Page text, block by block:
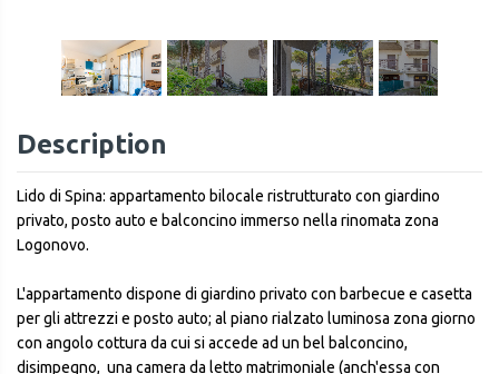
Description
Lido di Spina: appartamento bilocale ristrutturato con giardino
privato, posto auto e balconcino immerso nella rinomata zona
Logonovo.
L'appartamento dispone di giardino privato con barbecue e casetta
per gli attrezzi e posto auto; al piano rialzato luminosa zona giorno
con angolo cottura da cui si accede ad un bel balconcino,
disimpegno, una camera da letto matrimoniale (anch'essa con